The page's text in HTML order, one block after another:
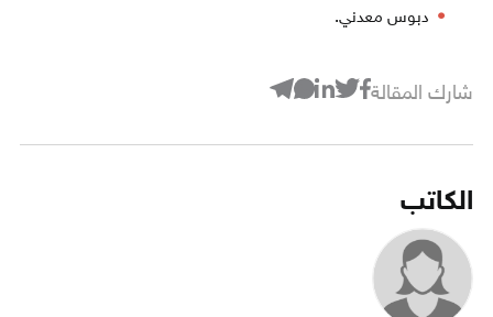
دبوس معدني.
شارك المقالة
الكاتب